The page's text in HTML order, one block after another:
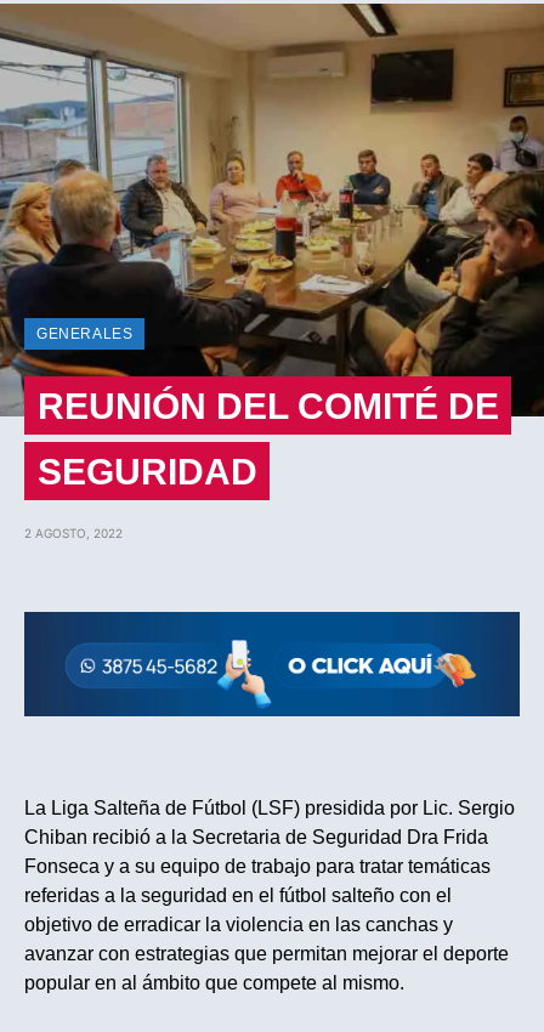
GENERALES
REUNIÓN DEL COMITÉ DE
SEGURIDAD
2 AGOSTO, 2022
La Liga Salteña de Fútbol (LSF) presidida por Lic. Sergio
Chiban recibió a la Secretaria de Seguridad Dra Frida
Fonseca y a su equipo de trabajo para tratar temáticas
referidas a la seguridad en el fútbol salteño con el
objetivo de erradicar la violencia en las canchas y
avanzar con estrategias que permitan mejorar el deporte
popular en al ámbito que compete al mismo.